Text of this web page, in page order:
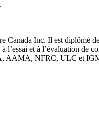
Inc. Il est diplômé
l’essai et à l’évaluation de
AAMA, NFRC, ULC et